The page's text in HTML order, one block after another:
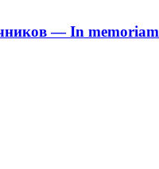
— In memoriam